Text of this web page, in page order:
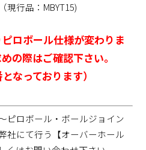
現行品：MBYT15)
ロボール仕様が変わりま
の際はご確認下さい。
なっております）
ピロボール・ボールジョイン
社にて行う【オーバーホール